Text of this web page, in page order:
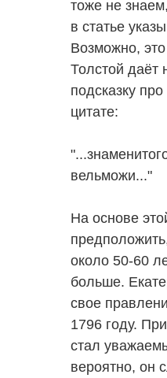
тоже не
в статье
Возможно,
Толстой даёт
подсказку
цитате:
вельможи..."
На основе
около 50-60
больше.
свое
1796 году.
стал
вероятно, он